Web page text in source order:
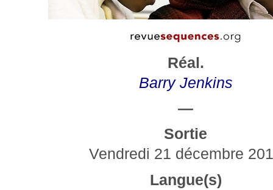
Réal.
Barry Jenkins
—
Sortie
Vendredi 21 décembre
Langue(s)